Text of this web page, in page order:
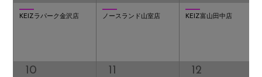
KEIZラパーク金沢店 ノースランド山室店 KEIZ富山田中店
10 11 12